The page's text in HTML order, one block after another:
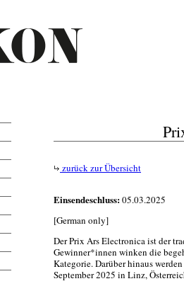
zurück zur Übersicht
Einsendeschluss:05.03.2025
[German only]
Der Prix Ars Electronica ist der
Gewinner*innen winken die
Kategorie. Darüber hinaus
September 2025 in Linz,